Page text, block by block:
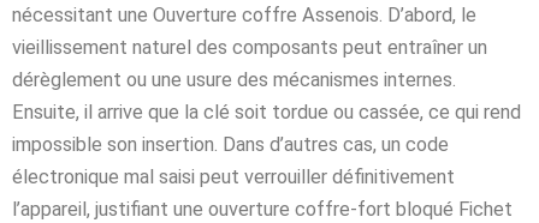
nécessitant une Ouverture coffre Assenois. D’abord, le
vieillissement naturel des composants peut entraîner un
dérèglement ou une usure des mécanismes internes.
Ensuite, il arrive que la clé soit tordue ou cassée, ce qui rend
impossible son insertion. Dans d’autres cas, un code
électronique mal saisi peut verrouiller définitivement
l’appareil, justifiant une ouverture coffre-fort bloqué Fichet